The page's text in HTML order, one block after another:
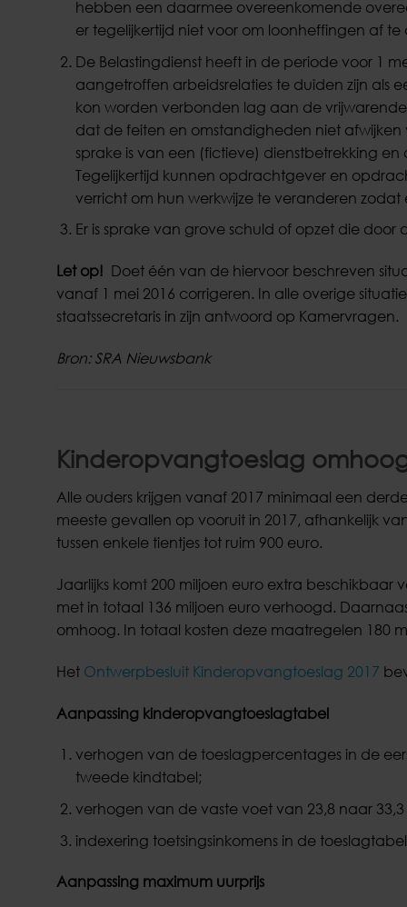
hebben een daarmee overeenkomende
er tegelijkertijd niet voor om loonheffingen af
De Belastingdienst heeft in de periode voor 1
aangetroffen arbeidsrelaties te duiden zijn als
kon worden verbonden lag aan de vrijwarende
dat de feiten en omstandigheden niet
sprake is van een (fictieve) dienstbetrekking
Tegelijkertijd kunnen opdrachtgever en
verricht om hun werkwijze te veranderen
Er is sprake van grove schuld of opzet die
Let op! Doet één van de hiervoor beschreven
vanaf 1 mei 2016 corrigeren. In alle overige
staatssecretaris in zijn antwoord op Kamervragen.
Bron: SRA Nieuwsbank
Kinderopvangtoeslag
Alle ouders krijgen vanaf 2017 minimaal een
meeste gevallen op vooruit in 2017, afhankelijk
tussen enkele tientjes tot ruim 900 euro.
Jaarlijks komt 200 miljoen euro extra
met in totaal 136 miljoen euro verhoogd.
omhoog. In totaal kosten deze maatregelen 180
Het Ontwerpbesluit Kinderopvangtoeslag 2017
Aanpassing kinderopvangtoeslagtabel
verhogen van de toeslagpercentages in de
tweede kindtabel;
verhogen van de vaste voet van 23,8 naar
indexering toetsingsinkomens in de
Aanpassing maximum uurprijs